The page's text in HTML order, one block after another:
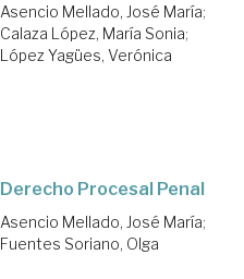
Asencio Mellado, José María;
Calaza López, María Sonia;
López Yagües, Verónica
Derecho Procesal Penal
Asencio Mellado, José María;
Fuentes Soriano, Olga